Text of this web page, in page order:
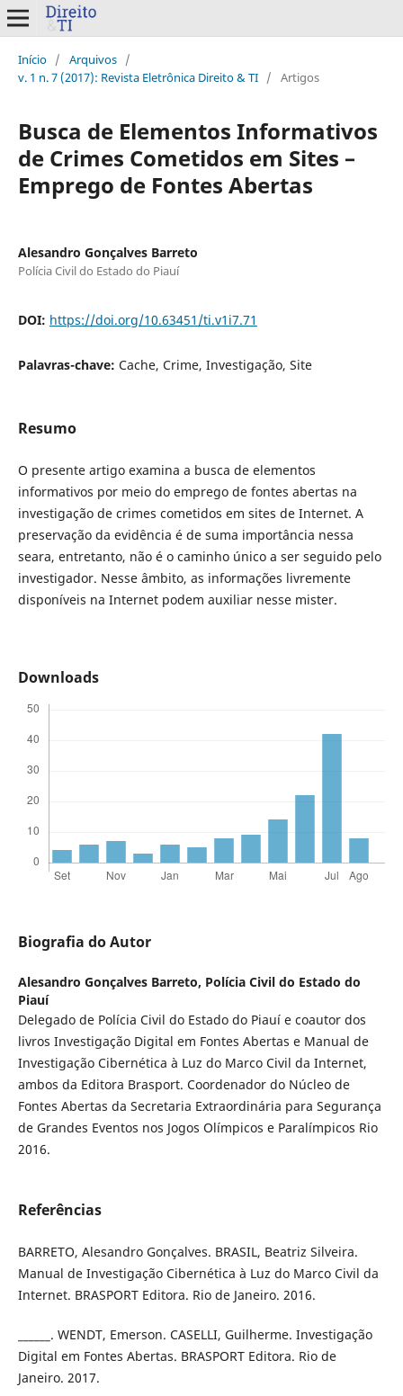
Início / Arquivos /
v. 1 n. 7 (2017): Revista Eletrônica Direito & TI / Artigos
Busca de Elementos Informativos
de Crimes Cometidos em Sites –
Emprego de Fontes Abertas
Alesandro Gonçalves Barreto
Polícia Civil do Estado do Piauí
DOI: https://doi.org/10.63451/ti.v1i7.71
Palavras-chave: Cache, Crime, Investigação, Site
Resumo
O presente artigo examina a busca de elementos
informativos por meio do emprego de fontes abertas na
investigação de crimes cometidos em sites de Internet. A
preservação da evidência é de suma importância nessa
seara, entretanto, não é o caminho único a ser seguido pelo
investigador. Nesse âmbito, as informações livremente
disponíveis na Internet podem auxiliar nesse mister.
Downloads
Biografia do Autor
Alesandro Gonçalves Barreto, Polícia Civil do Estado do
Piauí
Delegado de Polícia Civil do Estado do Piauí e coautor dos
livros Investigação Digital em Fontes Abertas e Manual de
Investigação Cibernética à Luz do Marco Civil da Internet,
ambos da Editora Brasport. Coordenador do Núcleo de
Fontes Abertas da Secretaria Extraordinária para Segurança
de Grandes Eventos nos Jogos Olímpicos e Paralímpicos Rio
2016.
Referências
BARRETO, Alesandro Gonçalves. BRASIL, Beatriz Silveira.
Manual de Investigação Cibernética à Luz do Marco Civil da
Internet. BRASPORT Editora. Rio de Janeiro. 2016.
______. WENDT, Emerson. CASELLI, Guilherme. Investigação
Digital em Fontes Abertas. BRASPORT Editora. Rio de
Janeiro. 2017.